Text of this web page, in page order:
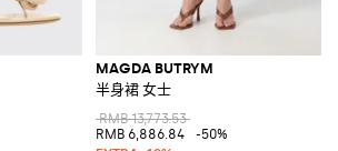
MAGDA BUTRYM
半身裙 女士
RMB 13,773.53
RMB 6,886.84
-50%